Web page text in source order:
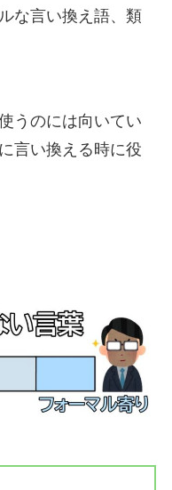
な言い換え語、類
うのには向いてい
言い換える時に役